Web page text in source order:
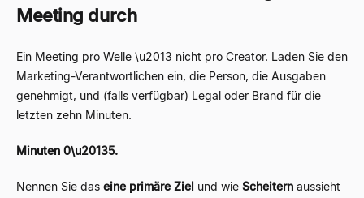
Meeting durch
Ein Meeting pro Welle \u2013 nicht pro Creator. Laden Sie den
Marketing-Verantwortlichen ein, die Person, die Ausgaben
genehmigt, und (falls verfügbar) Legal oder Brand für die
letzten zehn Minuten.
Minuten 0\u20135.
Nennen Sie das eine primäre Ziel und wie Scheitern aussieht